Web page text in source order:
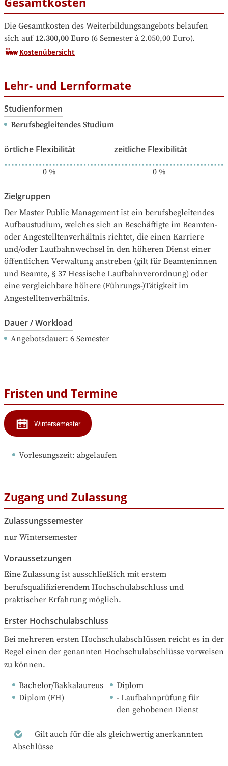
Die Gesamtkosten des Weiterbildungsangebots belaufen
sich auf 12.300,00 Euro (6 Semester à 2.050,00 Euro).
Kostenübersicht
Lehr- und Lernformate
Studienformen
Berufsbegleitendes Studium
örtliche Flexibilität
0%
zeitliche Flexibilität
0%
Zielgruppen
Der Master Public Management ist ein berufsbegleitendes
Aufbaustudium, welches sich an Beschäftigte im Beamten-
oder Angestelltenverhältnis richtet, die einen Karriere
und/oder Laufbahnwechsel in den höheren Dienst einer
öffentlichen Verwaltung anstreben (gilt für Beamteninnen
und Beamte, § 37 Hessische Laufbahnverordnung) oder
eine vergleichbare höhere (Führungs-)Tätigkeit im
Angestelltenverhältnis.
Dauer / Workload
Angebotsdauer: 6 Semester
Fristen und Termine
Wintersemester
Vorlesungszeit: abgelaufen
Zugang und Zulassung
Zulassungssemester
nur Wintersemester
Voraussetzungen
Eine Zulassung ist ausschließlich mit erstem
berufsqualifizierendem Hochschulabschluss und
praktischer Erfahrung möglich.
Erster Hochschulabschluss
Bei mehreren ersten Hochschulabschlüssen reicht es in der
Regel einen der genannten Hochschulabschlüsse vorweisen
zu können.
Bachelor/Bakkalaureus
Diplom
Diplom (FH)
- Laufbahnprüfung für
den gehobenen Dienst
Gilt auch für die als gleichwertig anerkannten
Abschlüsse